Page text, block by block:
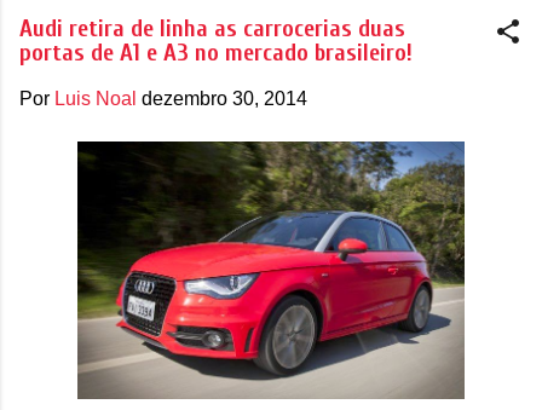
Audi retira de linha as carrocerias duas
portas de A1 e A3 no mercado brasileiro!
Por Luis Noal dezembro 30, 2014